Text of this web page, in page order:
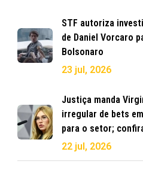
STF autoriza
de Daniel Vorcaro
Bolsonaro
23 jul, 2026
Justiça manda
irregular de bets
para o setor;
22 jul, 2026